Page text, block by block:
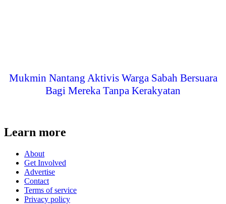
Mukmin Nantang Aktivis Warga Sabah Bersuara
Bagi Mereka Tanpa Kerakyatan
Learn more
About
Get Involved
Advertise
Contact
Terms of service
Privacy policy